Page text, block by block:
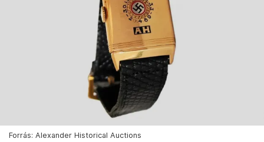
Forrás: Alexander Historical Auctions